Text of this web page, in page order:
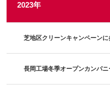
2023年
芝地区クリーンキャンペーンに
長岡工場冬季オープンカンパ